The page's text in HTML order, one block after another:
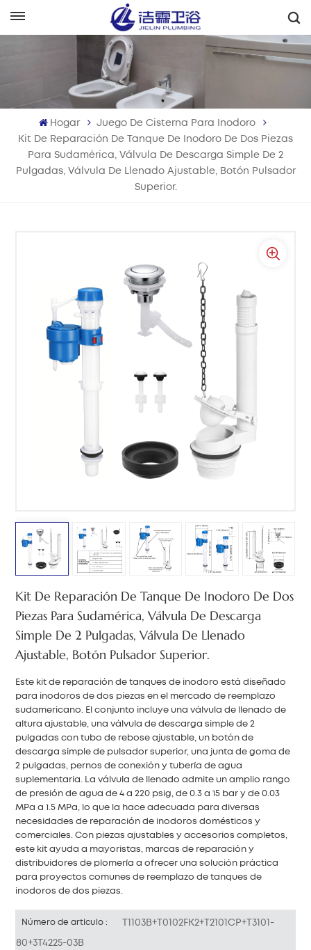
Français
Italiano
Português
بالعربية
中文
Hogar
Juego De Cisterna Para Inodoro
Kit De Reparación De Tanque De Inodoro De Dos Piezas
Para Sudamérica, Válvula De Descarga Simple De 2
Pulgadas, Válvula De Llenado Ajustable, Botón Pulsador
Superior.
Kit De Reparación De Tanque De Inodoro De Dos
Piezas Para Sudamérica, Válvula De Descarga
Simple De 2 Pulgadas, Válvula De Llenado
Ajustable, Botón Pulsador Superior.
Este kit de reparación de tanques de inodoro está diseñado
para inodoros de dos piezas en el mercado de reemplazo
sudamericano. El conjunto incluye una válvula de llenado de
altura ajustable, una válvula de descarga simple de 2
pulgadas con tubo de rebose ajustable, un botón de
descarga simple de pulsador superior, una junta de goma de
2 pulgadas, pernos de conexión y tubería de agua
suplementaria. La válvula de llenado admite un amplio rango
de presión de agua de 4 a 220 psig, de 0.3 a 15 bar y de 0.03
MPa a 1.5 MPa, lo que la hace adecuada para diversas
necesidades de reparación de inodoros domésticos y
comerciales. Con piezas ajustables y accesorios completos,
este kit ayuda a mayoristas, marcas de reparación y
distribuidores de plomería a ofrecer una solución práctica
para proyectos comunes de reemplazo de tanques de
inodoros de dos piezas.
Número de artículo : T1103B+T0102FK2+T2101CP+T3101-
80+3T4225-03B